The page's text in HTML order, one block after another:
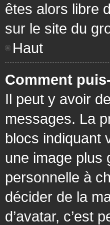
êtes alors libre
sur le site du
Haut
Comment
Il peut y avoir
messages. La
blocs indiquant
une image plus
personnelle à
décider de la
d’avatar, c’est